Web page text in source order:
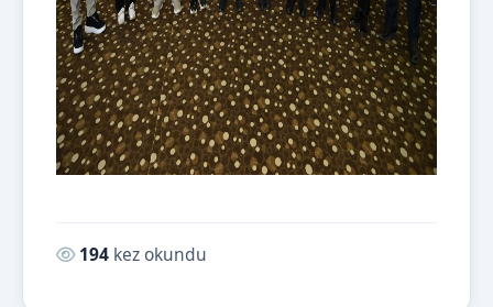
Okunma sayısı:
194 kez okundu